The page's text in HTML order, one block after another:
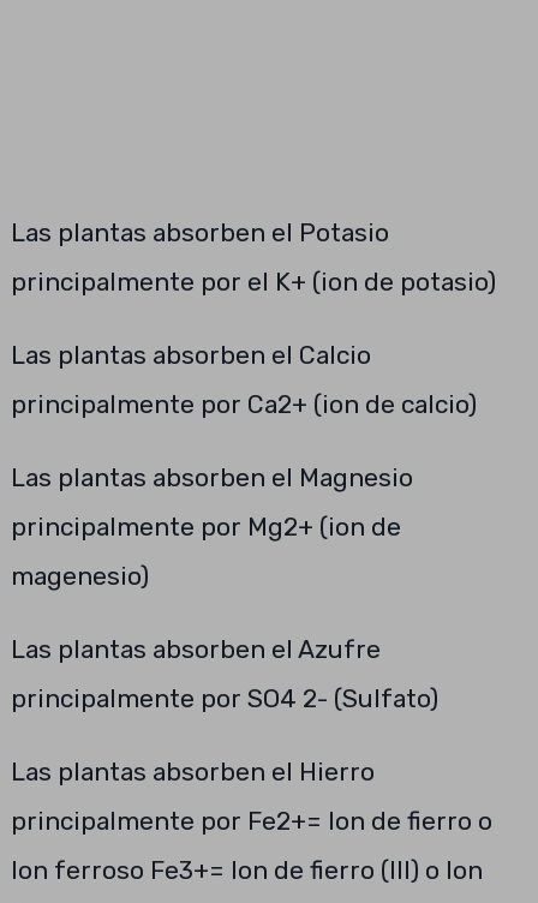
Las plantas absorben el Potasio
principalmente por el K+ (ion de potasio)
Las plantas absorben el Calcio
principalmente por Ca2+ (ion de calcio)
Las plantas absorben el Magnesio
principalmente por Mg2+ (ion de
magenesio)
Las plantas absorben el Azufre
principalmente por SO4 2- (Sulfato)
Las plantas absorben el Hierro
principalmente por Fe2+= Ion de fierro o
Ion ferroso Fe3+= Ion de fierro (III) o Ion